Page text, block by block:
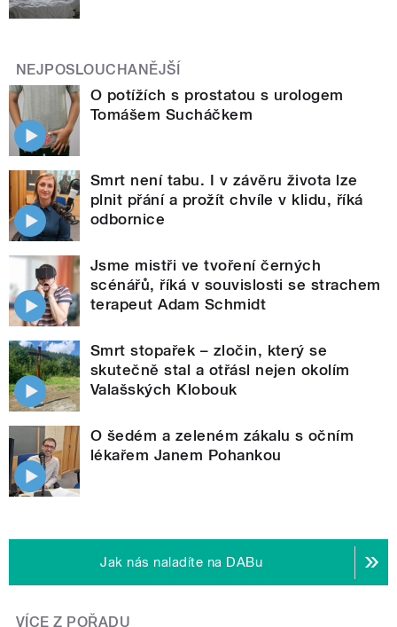
NEJPOSLOUCHANĚJŠÍ
O potížích s prostatou s urologem
Tomášem Sucháčkem
Smrt není tabu. I v závěru života lze
plnit přání a prožít chvíle v klidu, říká
odbornice
Jsme mistři ve tvoření černých
scénářů, říká v souvislosti se strachem
terapeut Adam Schmidt
Smrt stopařek – zločin, který se
skutečně stal a otřásl nejen okolím
Valašských Klobouk
O šedém a zeleném zákalu s očním
lékařem Janem Pohankou
Jak nás naladíte na DABu
VÍCE Z POŘADU